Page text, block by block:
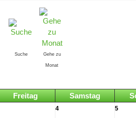
Suche Gehe zu
Monat
Freitag Samstag
4 5